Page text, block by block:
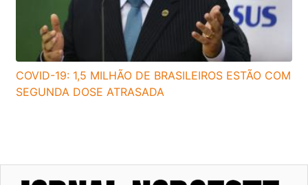
COVID-19: 1,5 MILHÃO DE BRASILEIROS ESTÃO COM
SEGUNDA DOSE ATRASADA